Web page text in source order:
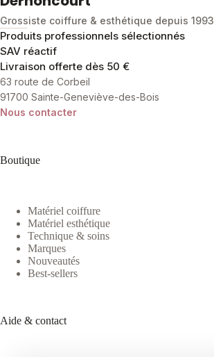
être
choisies
sur
la
page
du
produit
Grossiste coiffure & esthétique depuis 1993
Produits professionnels sélectionnés
SAV réactif
Livraison offerte dès 50 €
63 route de Corbeil
91700 Sainte-Geneviève-des-Bois
Nous contacter
Boutique
Matériel coiffure
Matériel esthétique
Technique & soins
Marques
Nouveautés
Best-sellers
Aide & contact